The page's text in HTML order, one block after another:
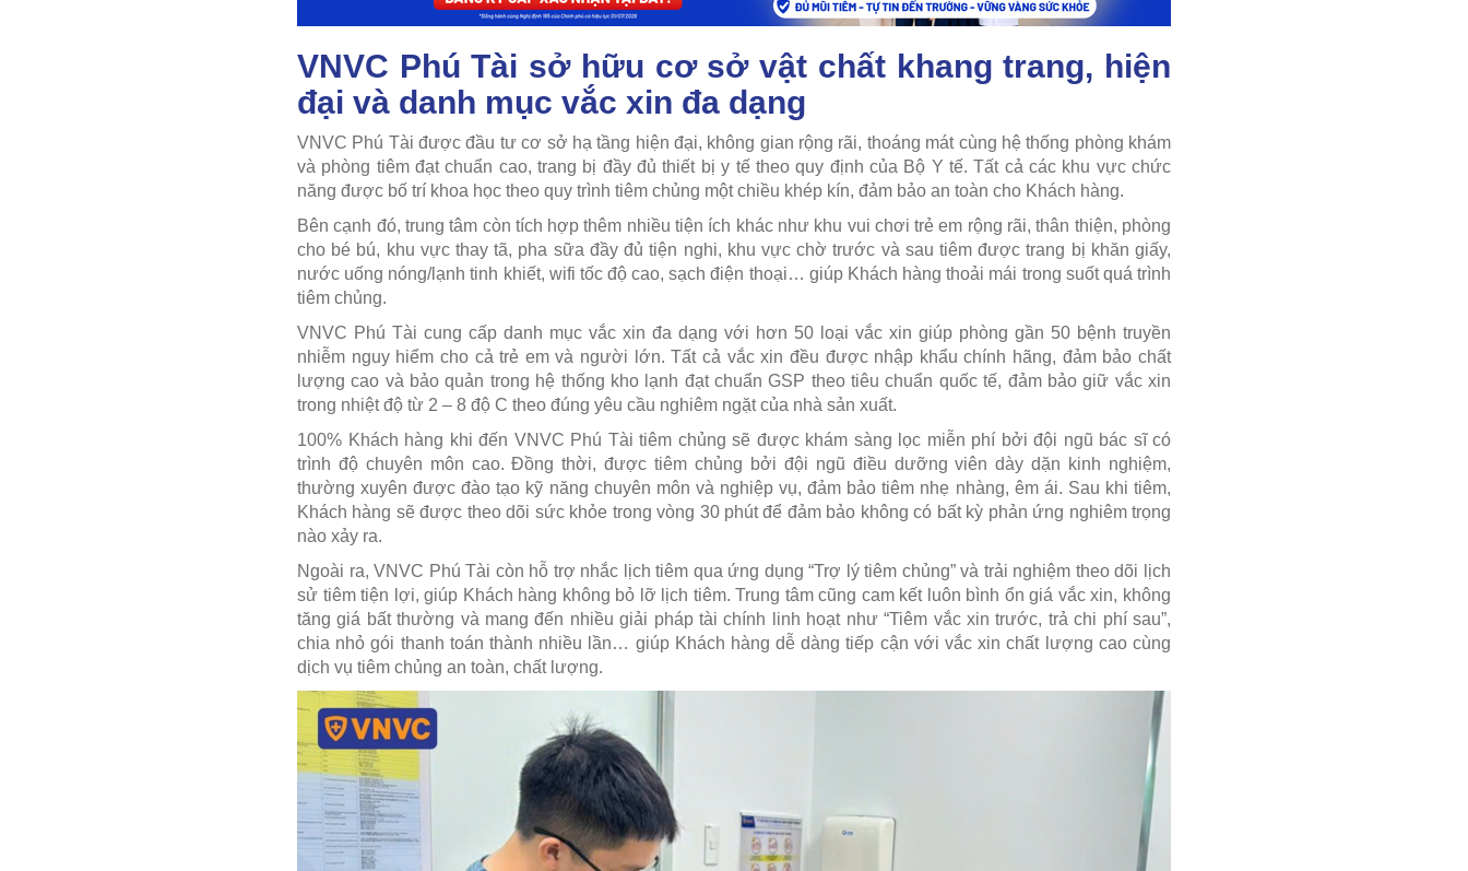
VNVC Phú Tài sở hữu cơ sở vật chất khang trang, hiện
đại và danh mục vắc xin đa dạng
VNVC Phú Tài được đầu tư cơ sở hạ tầng hiện đại, không gian rộng rãi, thoáng mát cùng hệ thống phòng khám
và phòng tiêm đạt chuẩn cao, trang bị đầy đủ thiết bị y tế theo quy định của Bộ Y tế. Tất cả các khu vực chức
năng được bố trí khoa học theo quy trình tiêm chủng một chiều khép kín, đảm bảo an toàn cho Khách hàng.
Bên cạnh đó, trung tâm còn tích hợp thêm nhiều tiện ích khác như khu vui chơi trẻ em rộng rãi, thân thiện, phòng
cho bé bú, khu vực thay tã, pha sữa đầy đủ tiện nghi, khu vực chờ trước và sau tiêm được trang bị khăn giấy,
nước uống nóng/lạnh tinh khiết, wifi tốc độ cao, sạch điện thoại… giúp Khách hàng thoải mái trong suốt quá trình
tiêm chủng.
VNVC Phú Tài cung cấp danh mục vắc xin đa dạng với hơn 50 loại vắc xin giúp phòng gần 50 bệnh truyền
nhiễm nguy hiểm cho cả trẻ em và người lớn. Tất cả vắc xin đều được nhập khẩu chính hãng, đảm bảo chất
lượng cao và bảo quản trong hệ thống kho lạnh đạt chuẩn GSP theo tiêu chuẩn quốc tế, đảm bảo giữ vắc xin
trong nhiệt độ từ 2 – 8 độ C theo đúng yêu cầu nghiêm ngặt của nhà sản xuất.
100% Khách hàng khi đến VNVC Phú Tài tiêm chủng sẽ được khám sàng lọc miễn phí bởi đội ngũ bác sĩ có
trình độ chuyên môn cao. Đồng thời, được tiêm chủng bởi đội ngũ điều dưỡng viên dày dặn kinh nghiệm,
thường xuyên được đào tạo kỹ năng chuyên môn và nghiệp vụ, đảm bảo tiêm nhẹ nhàng, êm ái. Sau khi tiêm,
Khách hàng sẽ được theo dõi sức khỏe trong vòng 30 phút để đảm bảo không có bất kỳ phản ứng nghiêm trọng
nào xảy ra.
Ngoài ra, VNVC Phú Tài còn hỗ trợ nhắc lịch tiêm qua ứng dụng “Trợ lý tiêm chủng” và trải nghiệm theo dõi lịch
sử tiêm tiện lợi, giúp Khách hàng không bỏ lỡ lịch tiêm. Trung tâm cũng cam kết luôn bình ổn giá vắc xin, không
tăng giá bất thường và mang đến nhiều giải pháp tài chính linh hoạt như “Tiêm vắc xin trước, trả chi phí sau”,
chia nhỏ gói thanh toán thành nhiều lần… giúp Khách hàng dễ dàng tiếp cận với vắc xin chất lượng cao cùng
dịch vụ tiêm chủng an toàn, chất lượng.